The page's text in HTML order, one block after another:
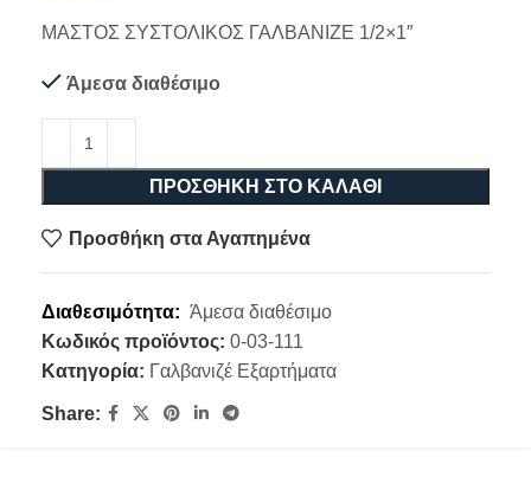
ΜΑΣΤΟΣ ΣΥΣΤΟΛΙΚΟΣ ΓΑΛΒΑΝΙΖΕ 1/2×1″
Άμεσα διαθέσιμο
ΠΡΟΣΘΉΚΗ ΣΤΟ ΚΑΛΆΘΙ
Προσθήκη στα Αγαπημένα
Διαθεσιμότητα: Άμεσα διαθέσιμο
Κωδικός προϊόντος: 0-03-111
Κατηγορία: Γαλβανιζέ Εξαρτήματα
Share: